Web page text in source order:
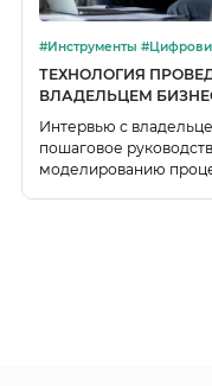
#Инструменты
ТЕХНОЛОГИЯ
ВЛАДЕЛЬЦЕМ
ПОШАГОВОЕ
Интервью с
пошаговое
моделированию